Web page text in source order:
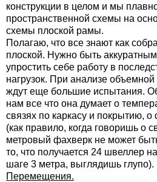
конструкции в целом и мы
пространственной схемы на
схемы плоской рамы.
Полагаю, что все знают как
плоской. Нужно быть
упростить себе работу в
нагрузок. При анализе
ждут еще большие испытания.
нам все что она думает о
связях по каркасу и покрытию,
(как правило, когда говоришь о
метровый фахверк не может
то, что получается 24 швеллер
шаге 3 метра, выглядишь глупо).
Перемещения.